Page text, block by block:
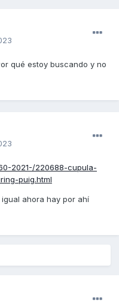
qué estoy buscando y no
2021-/220688-cupula-
puig.html
ahora hay por ahí